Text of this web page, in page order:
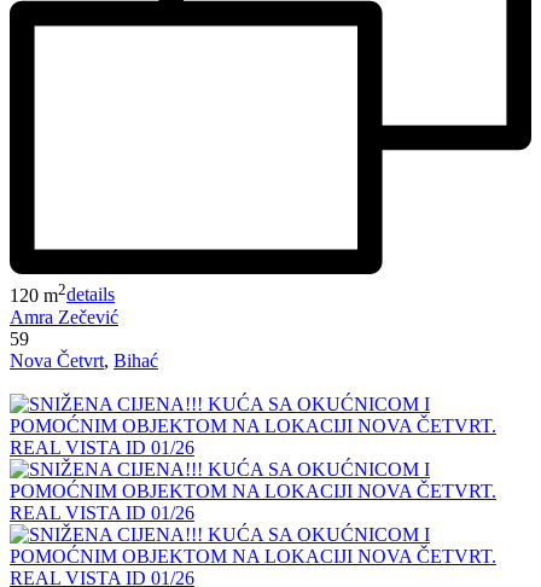
120 m2details
Amra Zečević
59
Nova Četvrt, Bihać